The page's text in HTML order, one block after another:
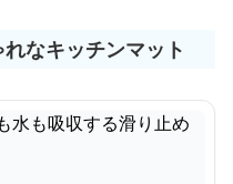
なキッチンマット